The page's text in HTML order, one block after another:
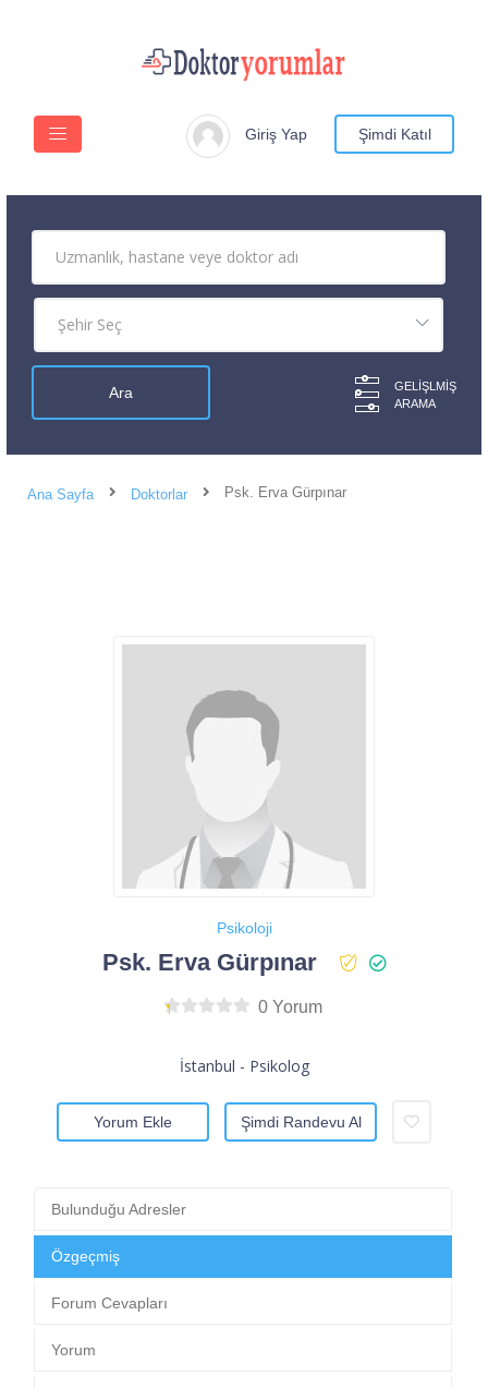
Giriş Yap Şimdi Katıl
GELIŞLMIŞ
ARAMA
Ana Sayfa Doktorlar Psk. Erva Gürpınar
Psikoloji
Psk. Erva Gürpınar
0 Yorum
İstanbul - Psikolog
Yorum Ekle Şimdi Randevu Al
Bulunduğu Adresler
Özgeçmiş
Forum Cevapları
Yorum